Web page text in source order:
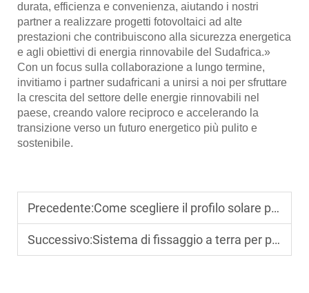
durata, efficienza e convenienza, aiutando i nostri
partner a realizzare progetti fotovoltaici ad alte
prestazioni che contribuiscono alla sicurezza energetica
e agli obiettivi di energia rinnovabile del Sudafrica.»
Con un focus sulla collaborazione a lungo termine,
invitiamo i partner sudafricani a unirsi a noi per sfruttare
la crescita del settore delle energie rinnovabili nel
paese, creando valore reciproco e accelerando la
transizione verso un futuro energetico più pulito e
sostenibile.
Precedente:Come scegliere il profilo solare per i progetti BIPV?
Successivo:Sistema di fissaggio a terra per pannelli solari in zinco-alluminio-magnesio